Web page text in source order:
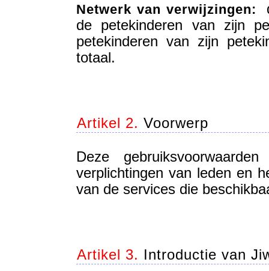
Netwerk van verwijzingen:
de petekinderen van zijn
petekinderen van zijn
totaal.
Artikel 2. Voorwerp
Deze
verplichtingen van leden en
van de services die
Artikel 3. Introductie van